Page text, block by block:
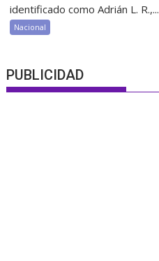
identificado como Adrián L. R.,...
Nacional
PUBLICIDAD